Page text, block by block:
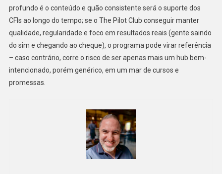
profundo é o conteúdo e quão consistente será o suporte dos
CFIs ao longo do tempo; se o The Pilot Club conseguir manter
qualidade, regularidade e foco em resultados reais (gente saindo
do sim e chegando ao cheque), o programa pode virar referência
– caso contrário, corre o risco de ser apenas mais um hub bem-
intencionado, porém genérico, em um mar de cursos e
promessas.